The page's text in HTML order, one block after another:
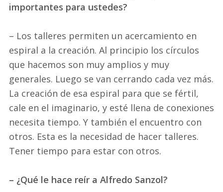
importantes para ustedes?
– Los talleres permiten un acercamiento en
espiral a la creación. Al principio los círculos
que hacemos son muy amplios y muy
generales. Luego se van cerrando cada vez más.
La creación de esa espiral para que se fértil,
cale en el imaginario, y esté llena de conexiones
necesita tiempo. Y también el encuentro con
otros. Esta es la necesidad de hacer talleres.
Tener tiempo para estar con otros.
– ¿Qué le hace reír a Alfredo Sanzol?